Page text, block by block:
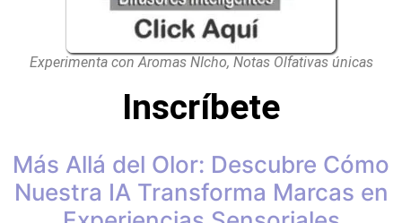
Experimenta con Aromas NIcho, Notas Olfativas únicas
Inscríbete
Más Allá del Olor: Descubre Cómo
Nuestra IA Transforma Marcas en